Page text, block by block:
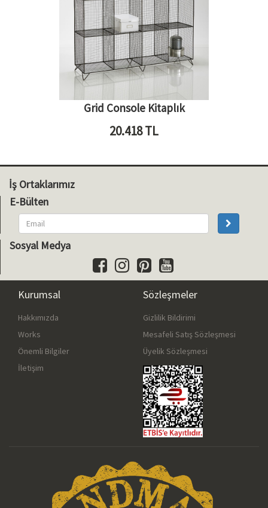
Grid Console Kitaplık
20.418TL
İş Ortaklarımız
E-Bülten
Sosyal Medya
Kurumsal
Hakkımızda
Works
Önemli Bilgiler
İletişim
Sözleşmeler
Gizlilik Bildirimi
Mesafeli Satış Sözleşmesi
Üyelik Sözleşmesi